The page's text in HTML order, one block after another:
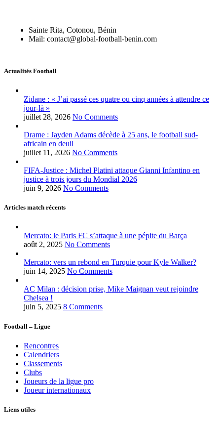
Sainte Rita, Cotonou, Bénin
Mail: contact@global-football-benin.com
Actualités Football
Zidane : « J’ai passé ces quatre ou cinq années à attendre ce
jour-là »
juillet 28, 2026 No Comments
Drame : Jayden Adams décède à 25 ans, le football sud-
africain en deuil
juillet 11, 2026 No Comments
FIFA-Justice : Michel Platini attaque Gianni Infantino en
justice à trois jours du Mondial 2026
juin 9, 2026 No Comments
Articles match récents
Mercato: le Paris FC s’attaque à une pépite du Barça
août 2, 2025 No Comments
Mercato: vers un rebond en Turquie pour Kyle Walker?
juin 14, 2025 No Comments
AC Milan : décision prise, Mike Maignan veut rejoindre
Chelsea !
juin 5, 2025 8 Comments
Football – Ligue
Rencontres
Calendriers
Classements
Clubs
Joueurs de la ligue pro
Joueur internationaux
Liens utiles